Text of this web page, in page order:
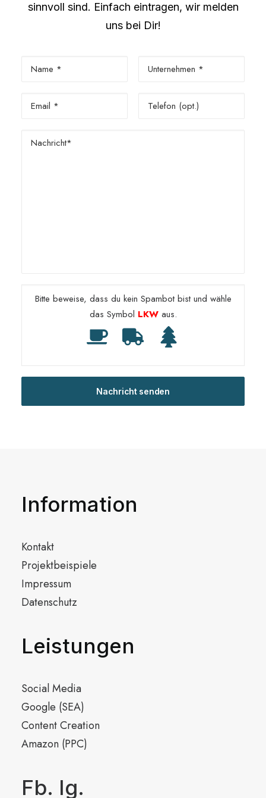
sinnvoll sind. Einfach eintragen, wir melden
uns bei Dir!
Bitte beweise, dass du kein Spambot bist und wähle
das Symbol LKWaus.
Information
Kontakt
Projektbeispiele
Impressum
Datenschutz
Leistungen
Social Media
Google (SEA)
Content Creation
Amazon (PPC)
Fb. Ig.